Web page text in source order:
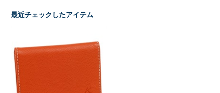
最近チェックしたアイテム